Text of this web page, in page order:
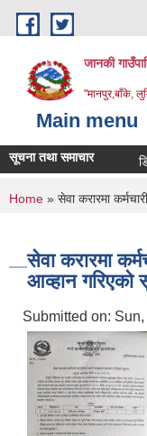
Skip to main content
जानकी
"मानपुर,बाँके,
Main menu
सूचना तथा समाचार
You are
Home » सेवा करारमा
सेवा करारमा
आव्हान गरिएको
Submitted on: